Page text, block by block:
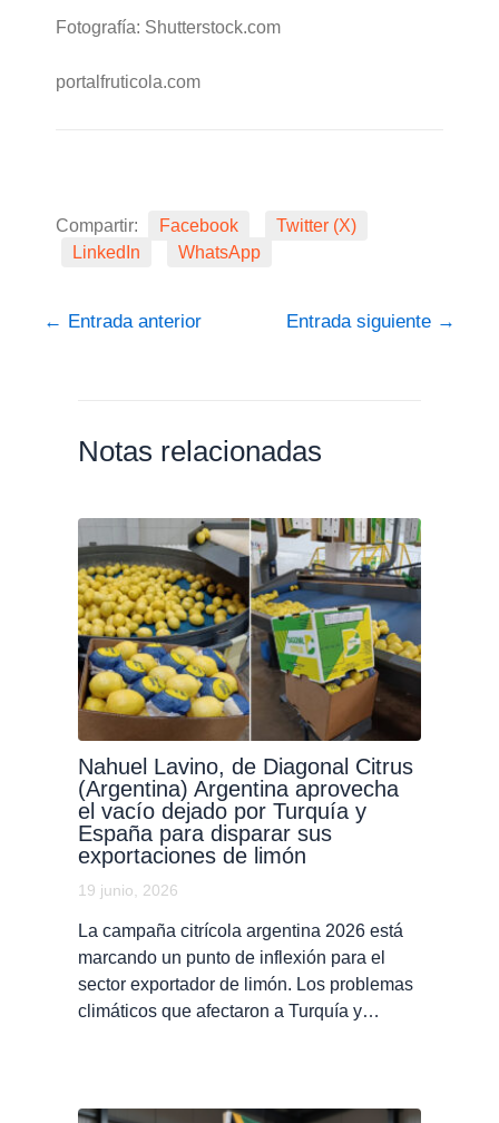
Fotografía: Shutterstock.com
portalfruticola.com
Compartir: Facebook
Twitter (X)
LinkedIn
WhatsApp
← Entrada anterior Entrada siguiente →
Notas relacionadas
Nahuel Lavino, de Diagonal Citrus
(Argentina) Argentina aprovecha
el vacío dejado por Turquía y
España para disparar sus
exportaciones de limón
19 junio, 2026
La campaña citrícola argentina 2026 está
marcando un punto de inflexión para el
sector exportador de limón. Los problemas
climáticos que afectaron a Turquía y…